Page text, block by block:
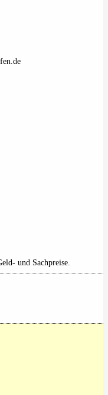
und Sachpreise.